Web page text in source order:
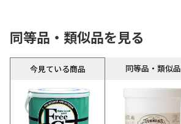
同等品・類似品を見る
今見ている商品 同等品・類似品